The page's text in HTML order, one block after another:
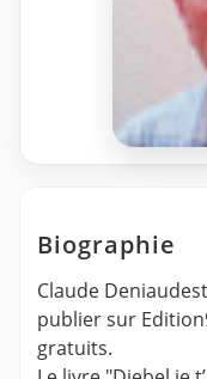
Biographie
Claude
publier sur
gratuits.